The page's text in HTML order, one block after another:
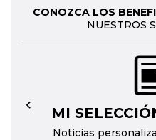
CONOZCA LOS
NUESTROS
MI
Noticias
←